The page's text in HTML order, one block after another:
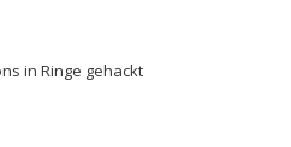
in Ringe gehackt